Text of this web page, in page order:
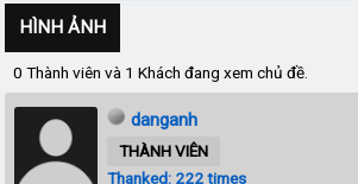
HÌNH ẢNH
0 Thành viên và 1 Khách đang xem chủ đề.
danganh
THÀNH VIÊN
Thanked: 222 times